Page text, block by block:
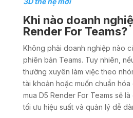
Khi nào doanh
Render For Teams?
Không phải doanh nghiệp nào
phiên bản Teams. Tuy nhiên,
thường xuyên làm việc theo
tài khoản hoặc muốn chuẩn hóa
mua D5 Render For Teams sẽ
tối ưu hiệu suất và quản lý dễ